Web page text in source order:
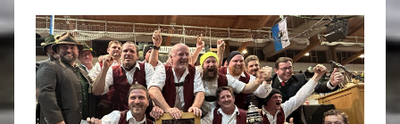
d
l
e
r